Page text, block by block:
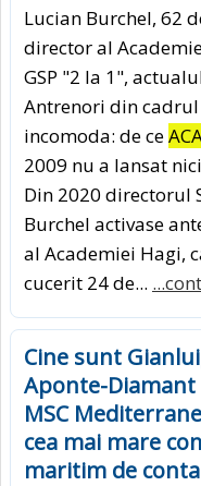
Lucian Burchel, 62
director al
GSP "2 la 1",
Antrenori din cadrul
incomoda: de ce
2009 nu a lansat
Din 2020 directorul
Burchel activase
al Academiei Hagi,
cucerit 24 de...
Cine sunt
Aponte-Diamant
MSC
cea mai mare
maritim de